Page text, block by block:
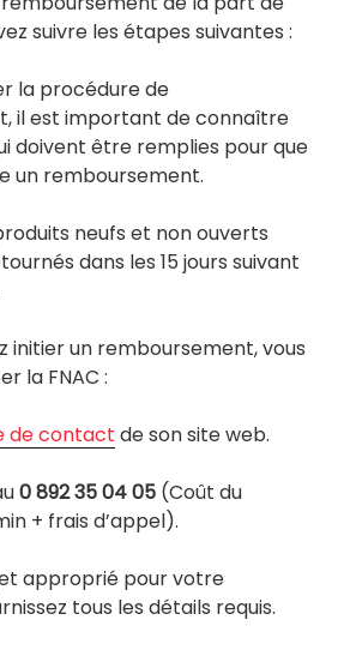
suivre les étapes suivantes :
la procédure de
il est important de connaître
doivent être remplies pour que
un remboursement.
neufs et non ouverts
dans les 15 jours suivant
initier un remboursement, vous
la FNAC :
de contact de son site web.
0 892 35 04 05 (Coût du
+ frais d’appel).
approprié pour votre
tous les détails requis.